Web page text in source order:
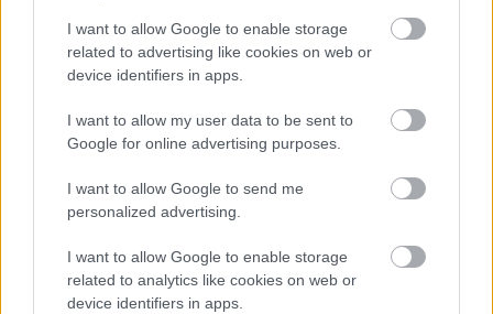
I want to allow Google to enable storage
related to advertising like cookies on web or
device identifiers in apps.
I want to allow my user data to be sent to
Google for online advertising purposes.
I want to allow Google to send me
personalized advertising.
I want to allow Google to enable storage
related to analytics like cookies on web or
device identifiers in apps.
Tulajdonság hozzáadása